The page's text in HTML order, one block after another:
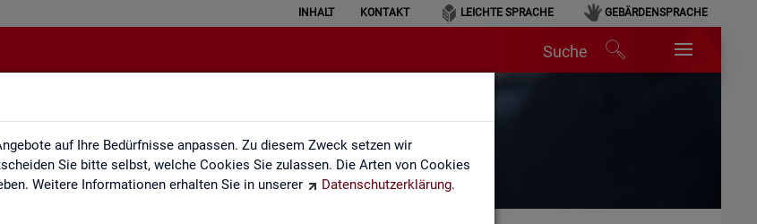
auf Ihre Bedürfnisse anpassen. Zu diesem Zweck setzen wir
Sie bitte selbst, welche Cookies Sie zulassen. Die Arten von Cookies
Weitere Informationen erhalten Sie in unserer
Datenschutzerklärung.
INHALT KONTAKT LEICHTE SPRACHE GEBÄRDENSPRACHE
Suche
Monatsbericht